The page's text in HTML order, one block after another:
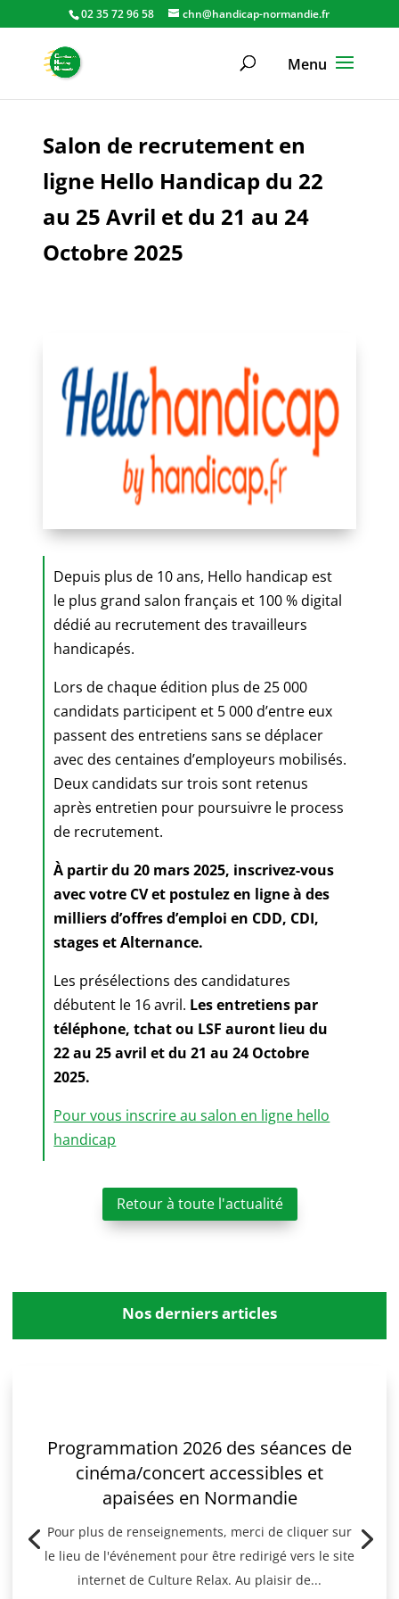
02 35 72 96 58 chn@handicap-normandie.fr
Salon de recrutement en
ligne Hello Handicap du 22
au 25 Avril et du 21 au 24
Octobre 2025
Depuis plus de 10 ans, Hello handicap est
le plus grand salon français et 100 % digital
dédié au recrutement des travailleurs
handicapés.
Lors de chaque édition plus de 25 000
candidats participent et 5 000 d’entre eux
passent des entretiens sans se déplacer
avec des centaines d’employeurs mobilisés.
Deux candidats sur trois sont retenus
après entretien pour poursuivre le process
de recrutement.
À partir du 20 mars 2025, inscrivez-vous
avec votre CV et postulez en ligne à des
milliers d’offres d’emploi en CDD, CDI,
stages et Alternance.
Les présélections des candidatures
débutent le 16 avril. Les entretiens par
téléphone, tchat ou LSF auront lieu du
22 au 25 avril et du 21 au 24 Octobre
2025.
Pour vous inscrire au salon en ligne hello
handicap
Retour à toute l'actualité
Nos derniers articles
Programmation 2026 des séances de
cinéma/concert accessibles et
apaisées en Normandie
Pour plus de renseignements, merci de cliquer sur
le lieu de l'événement pour être redirigé vers le site
internet de Culture Relax. Au plaisir de...